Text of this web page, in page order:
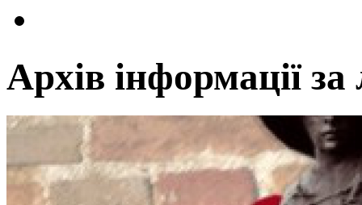
Архів інформації